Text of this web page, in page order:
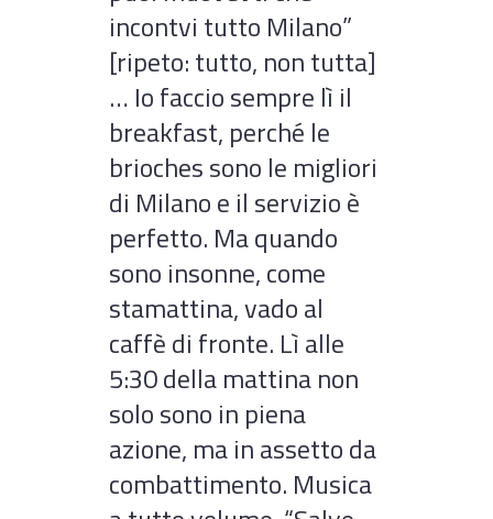
incontvi tutto Milano”
[ripeto: tutto, non tutta]
… Io faccio sempre lì il
breakfast, perché le
brioches sono le migliori
di Milano e il servizio è
perfetto. Ma quando
sono insonne, come
stamattina, vado al
caffè di fronte. Lì alle
5:30 della mattina non
solo sono in piena
azione, ma in assetto da
combattimento. Musica